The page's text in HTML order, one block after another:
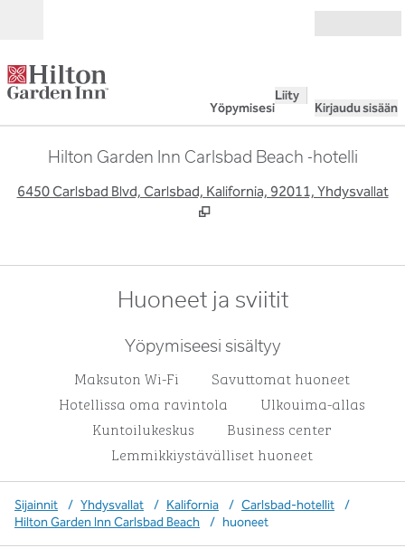
Yöpymisesi
Liity
Kirjaudu sisään
Hilton Garden Inn Carlsbad Beach -hotelli
6450 Carlsbad Blvd, Carlsbad, Kalifornia, 92011, Yhdysvallat
Huoneet ja sviitit
Yöpymiseesi sisältyy
Maksuton Wi-Fi
Savuttomat huoneet
Hotellissa oma ravintola
Ulkouima-allas
Kuntoilukeskus
Business center
Lemmikkiystävälliset huoneet
Sijainnit / Yhdysvallat / Kalifornia / Carlsbad-hotellit
/
Hilton Garden Inn Carlsbad Beach
/ huoneet